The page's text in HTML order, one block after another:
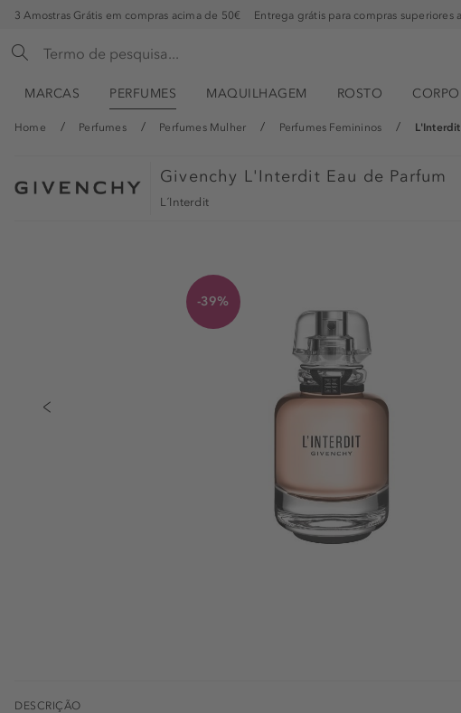
3 Amostras Grátis em compras acima de 50€ Entrega grátis para compras superiores
MARCAS PERFUMES MAQUILHAGEM ROSTO CORPO
Home Perfumes Perfumes Mulher Perfumes Femininos
Givenchy L'Interdit Eau de Parfum
L´Interdit
-39%
DESCRIÇÃO